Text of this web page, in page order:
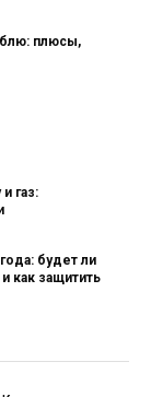
плюсы,
газ:
будет ли
как защитить